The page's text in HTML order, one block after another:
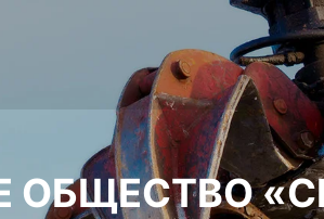
ОБЩЕСТВО